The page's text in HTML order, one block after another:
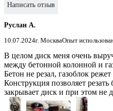
Написать отзыв
Руслан А.
10.07.2024г. МоскваОпыт
В целом диск меня очень
между бетонной колонной и
Бетон не резал, газоблок
Конструкция позволяет
закрывает диск и при этом не